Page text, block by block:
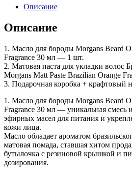
+
масло
бороды
бразильский
апельсин
30
мл
Описание
Описание
1. Масло для бороды Morgans Beard
Fragrance 30 мл — 1 шт.
2. Матовая паста для укладки волос
Morgans Matt Paste Brazilian Orange
3. Подарочная коробка + крафтовый
1. Масло для бороды Morgans Beard
Fragrance 30 мл — уникальная смесь
эфирных масел для питания и
кожи лица.
Масло обладает ароматом
матовая помада, ставшая хитом
бутылочка с резиновой крышкой и
дозирования.